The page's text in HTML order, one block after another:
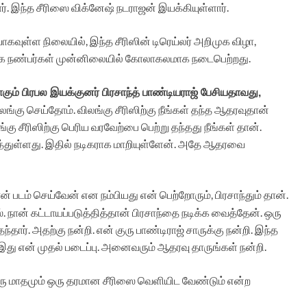
இந்த சீரிஸை விக்னேஷ் நடராஜன் இயக்கியுள்ளார்.
நிலையில், இந்த சீரிஸின் டிரெய்லர் அறிமுக விழா,
நண்பர்கள் முன்னிலையில் கோலாகலமாக நடைபெற்றது.
பிரபல இயக்குனர் பிரசாந்த் பாண்டியராஜ் பேசியதாவது,
செய்தோம். விலங்கு சீரிஸிற்கு நீங்கள் தந்த ஆதரவுதான்
சீரிஸிற்கு பெரிய வரவேற்பை பெற்று தந்தது நீங்கள் தான்.
இதில் நடிகராக மாறியுள்ளேன். அதே ஆதரவை
படம் செய்வேன் என நம்பியது என் பெற்றோரும், பிரசாந்தும் தான்.
நான் கட்டாயப்படுத்தித்தான் பிரசாந்தை நடிக்க வைத்தேன். ஒரு
அதற்கு நன்றி. என் குரு பாண்டிராஜ் சாருக்கு நன்றி. இந்த
என் முதல் படைப்பு. அனைவரும் ஆதரவு தாருங்கள் நன்றி.
மாதமும் ஒரு தரமான சீரிஸை வெளியிட வேண்டும் என்ற